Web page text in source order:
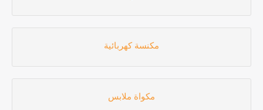
مكنسة كهربائية
مكواة ملابس